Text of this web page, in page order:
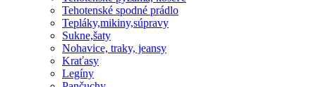
Tehotenské spodné prádlo
Tepláky,mikiny,súpravy
Sukne,šaty
Nohavice, traky, jeansy
Kraťasy
Legíny